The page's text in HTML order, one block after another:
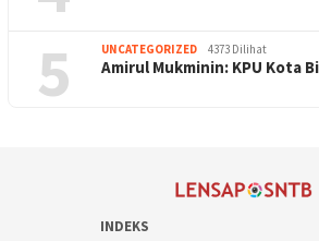
5 UNCATEGORIZED 4373 Dilihat
Amirul Mukminin: KPU Kota
INDEKS